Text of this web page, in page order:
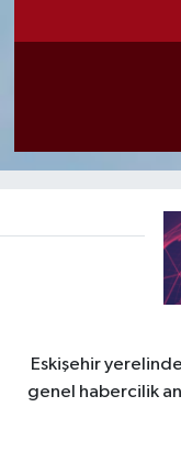
Eskişehir
genel habercilik